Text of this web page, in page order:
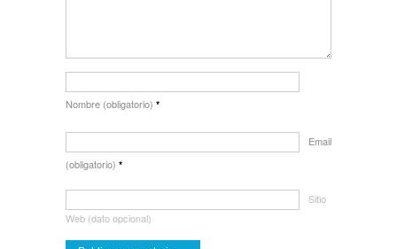
Nombre (obligatorio) *
Email
(obligatorio) *
Sitio
Web (dato opcional)